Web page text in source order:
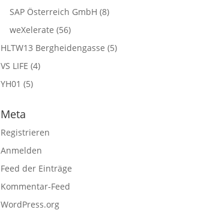
SAP Österreich GmbH (8)
weXelerate (56)
HLTW13 Bergheidengasse (5)
VS LIFE (4)
YH01 (5)
Meta
Registrieren
Anmelden
Feed der Einträge
Kommentar-Feed
WordPress.org